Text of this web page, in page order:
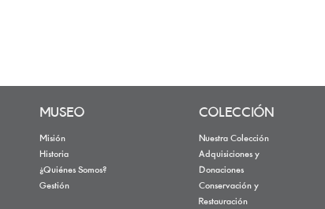
MUSEO
Misión
Historia
¿Quiénes Somos?
Gestión
COLECCIÓN
Nuestra Colección
Adquisiciones y
Donaciones
Conservación y
Restauración